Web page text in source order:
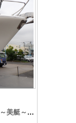
超人気・貴重艇 EXULT-36モデル～美艇～エンジンアワーが299時間余。ジャイロ・FBトマオーニング・ジョイスティック仕様